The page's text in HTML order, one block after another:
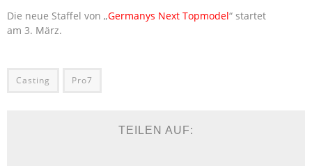
Die neue Staffel von „Germanys Next Topmodel“ startet
am 3. März.
Casting Pro7
TEILEN AUF: